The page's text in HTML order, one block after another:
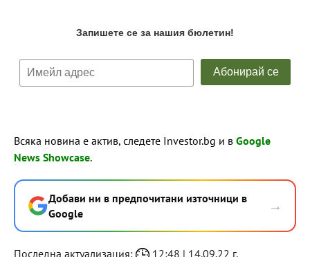
Всяка новина е актив, следете Investor.bg и в Google
News Showcase.
Добави ни в предпочитани източници в
Google
→
Последна актуализация: 12:48 | 14.09.22 г.